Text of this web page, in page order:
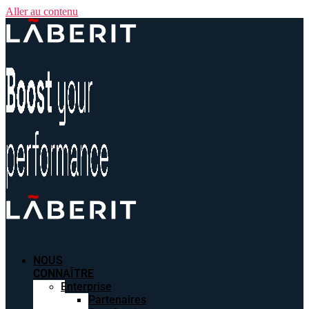
Aller au contenu
NOUS
CONNAÎTRE
Enterprise
Partenaires